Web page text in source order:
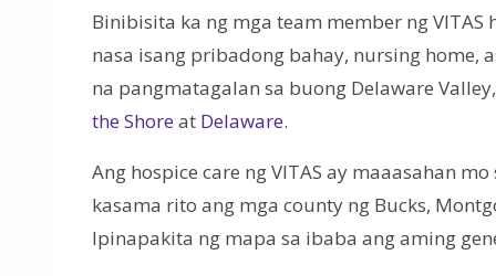
Binibisita ka ng mga team member ng
nasa isang pribadong bahay, nursing
na pangmatagalan sa buong Delaware
the Shore at Delaware.
Ang hospice care ng VITAS ay maaasahan
kasama rito ang mga county ng Bucks,
Ipinapakita ng mapa sa ibaba ang aming